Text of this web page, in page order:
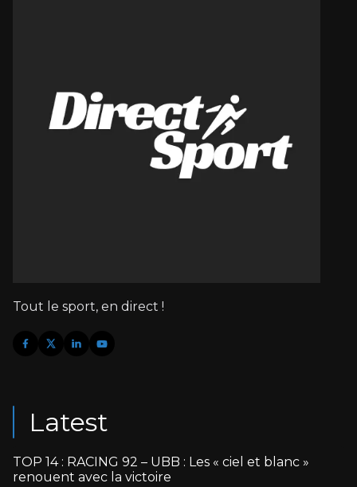
Tout le sport, en direct !
Latest
TOP 14 : RACING 92 – UBB : Les « ciel et blanc »
renouent avec la victoire